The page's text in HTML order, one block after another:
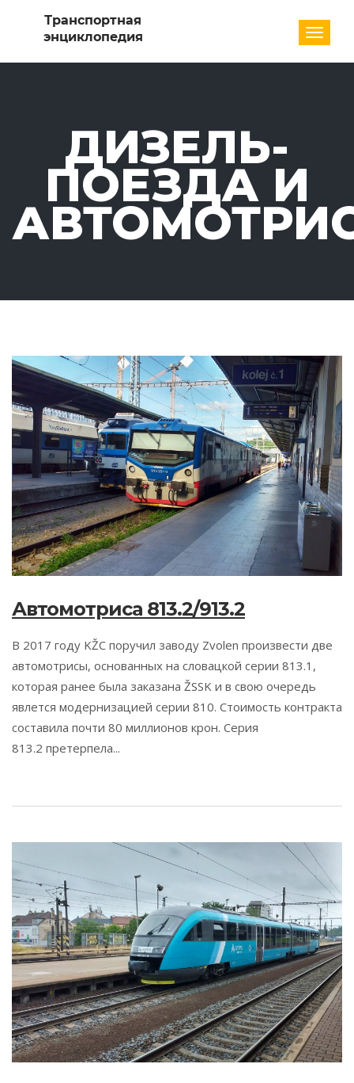
ДИЗЕЛЬ-
ПОЕЗДА И
Автомотриса 813.2/913.2
В 2017 году KŽC поручил заводу Zvolen произвести две
автомотрисы, основанных на словацкой серии 813.1,
которая ранее была заказана ŽSSK и в свою очередь
явлется модернизацией серии 810. Стоимость контракта
составила почти 80 миллионов крон. Серия
813.2 претерпела...